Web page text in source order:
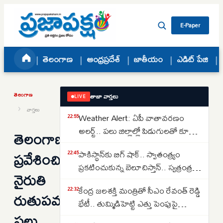
Skip to content
E-Paper
తెలంగాణ ఆంధ్రప్రదేశ్ జాతీయం ఎడిట్ పేజి
తెలంగాణ
› వార్తలు
తెలంగాణలోకి
ప్రవేశించిన
నైరుతి
రుతుపవనాలు..
LIVE తాజా వార్తలు
22:55Weather Alert: ఏపీ వాతావరణం
అలర్ట్.. పలు జిల్లాల్లో పిడుగులతో కూడిన
హెచ్చరిక..
22:45పాకిస్థాన్‌కు బిగ్ షాక్.. స్వాతంత్య్రం
ప్రకటించుకున్న బెలూచిస్తాన్.. స్వత్రంత్ర
22:32కేంద్ర జలశక్తి మంత్రితో సీఎం రేవంత్ రెడ్డి
భేటీ.. తుమ్మిడిహెట్టి ఎత్తు పెంపుపై